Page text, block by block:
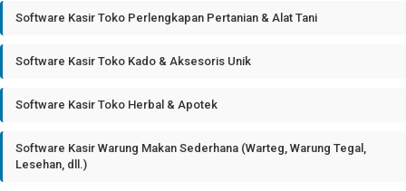
Software Kasir Toko Perlengkapan Pertanian & Alat Tani
Software Kasir Toko Kado & Aksesoris Unik
Software Kasir Toko Herbal & Apotek
Software Kasir Warung Makan Sederhana (Warteg, Warung Tegal,
Lesehan, dll.)